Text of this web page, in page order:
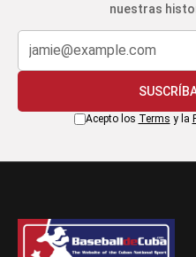
nuestras
Acepto los Terms y la